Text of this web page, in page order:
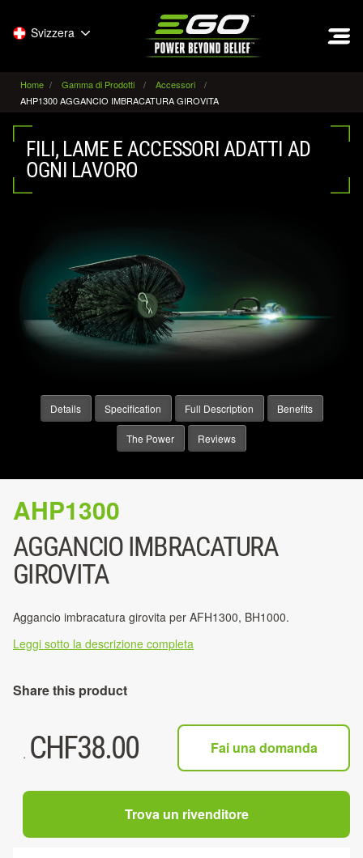
Svizzera
Home Gamma di Prodotti
Accessori
AHP1300 AGGANCIO IMBRACATURA GIROVITA
FILI, LAME E ACCESSORI ADATTI AD
OGNI LAVORO
Details Specification Full Description Benefits
The Power Reviews
AHP1300
AGGANCIO IMBRACATURA
GIROVITA
Aggancio imbracatura girovita per AFH1300, BH1000.
Leggi sotto la descrizione completa
Share this product
. CHF38.00 Fai una domanda
Trova un rivenditore